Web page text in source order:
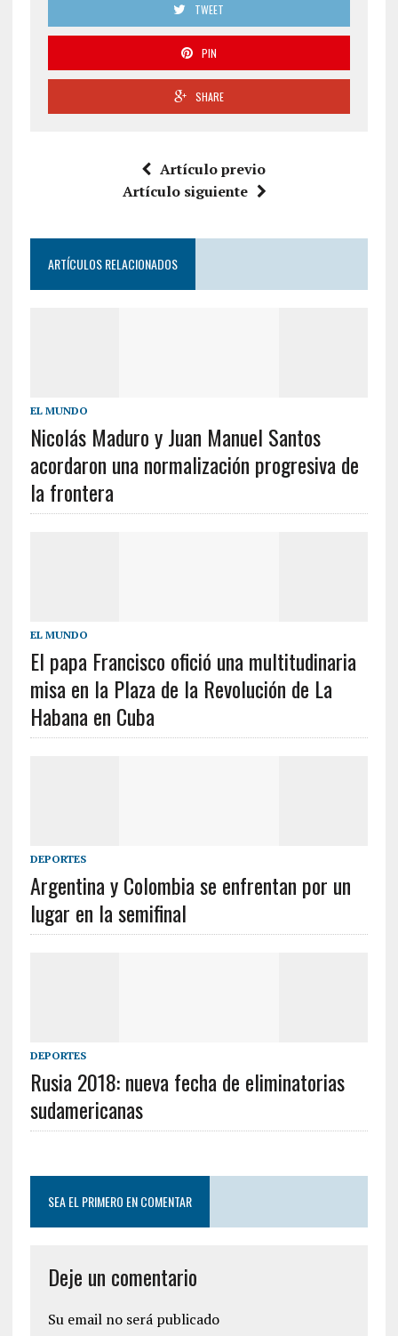
TWEET
PIN
SHARE
Artículo previo
Artículo siguiente
ARTÍCULOS RELACIONADOS
EL MUNDO
Nicolás Maduro y Juan Manuel Santos
acordaron una normalización progresiva de
la frontera
EL MUNDO
El papa Francisco ofició una multitudinaria
misa en la Plaza de la Revolución de La
Habana en Cuba
DEPORTES
Argentina y Colombia se enfrentan por un
lugar en la semifinal
DEPORTES
Rusia 2018: nueva fecha de eliminatorias
sudamericanas
SEA EL PRIMERO EN COMENTAR
Deje un comentario
Su email no será publicado